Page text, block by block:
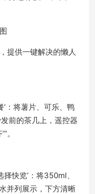
提供一键解决的懒人
’：将薯片、可乐、鸭
前的茶几上，遥控器
。
快览’：将350ml、
并列展示，下方清晰